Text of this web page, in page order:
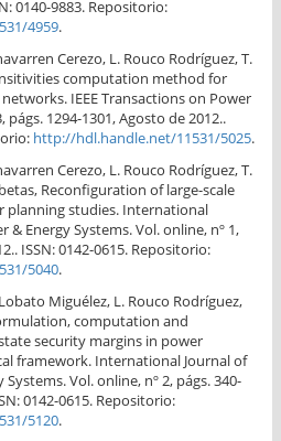
0140-9883. Repositorio:
4959.
Cerezo, L. Rouco Rodríguez, T.
computation method for
IEEE Transactions on Power
págs. 1294-1301, Agosto de 2012..
http://hdl.handle.net/11531/5025.
Cerezo, L. Rouco Rodríguez, T.
Reconfiguration of large-scale
studies. International
& Energy Systems. Vol. online, nº 1,
ISSN: 0142-0615. Repositorio:
5040.
Miguélez, L. Rouco Rodríguez,
computation and
security margins in power
framework. International Journal of
Vol. online, nº 2, págs. 340-
0142-0615. Repositorio:
5120.